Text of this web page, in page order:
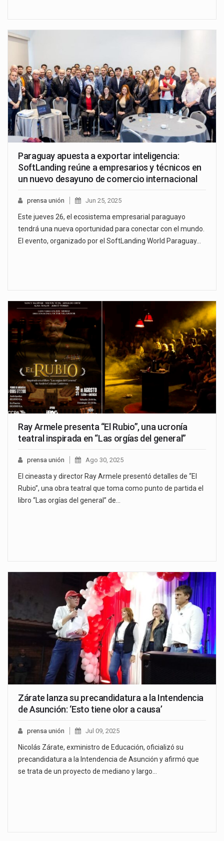
Paraguay apuesta a exportar inteligencia:
SoftLanding reúne a empresarios y técnicos en
un nuevo desayuno de comercio internacional
prensa unión Jun 25, 2025
Este jueves 26, el ecosistema empresarial paraguayo
tendrá una nueva oportunidad para conectar con el mundo.
El evento, organizado por el SoftLanding World Paraguay…
Ray Armele presenta “El Rubio”, una ucronía
teatral inspirada en “Las orgías del general”
prensa unión Ago 30, 2025
El cineasta y director Ray Armele presentó detalles de “El
Rubio”, una obra teatral que toma como punto de partida el
libro “Las orgías del general” de…
Zárate lanza su precandidatura a la Intendencia
de Asunción: ‘Esto tiene olor a causa’
prensa unión Jul 09, 2025
Nicolás Zárate, exministro de Educación, oficializó su
precandidatura a la Intendencia de Asunción y afirmó que
se trata de un proyecto de mediano y largo…